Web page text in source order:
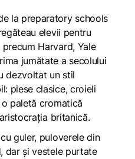
la preparatory schools
elevii pentru
Harvard, Yale
jumătate a secolului
dezvoltat un stil
piese clasice, croieli
paletă cromatică
britanică.
guler, puloverele din
dar și vestele purtate